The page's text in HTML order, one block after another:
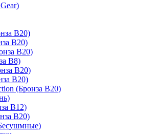
B20)
B20)
B20)
B8)
B20)
B20)
(Бронза B20)
B12)
B20)